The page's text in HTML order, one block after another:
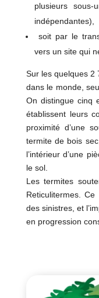
plusieurs sous-
indépendantes),
soit par le
vers un site qui
Sur les quelques 2
dans le monde,
On distingue cinq
établissent leurs
proximité d’une
termite de bois
l’intérieur d’une
le sol.
Les termites
Reticulitermes.
des sinistres, et
en progression